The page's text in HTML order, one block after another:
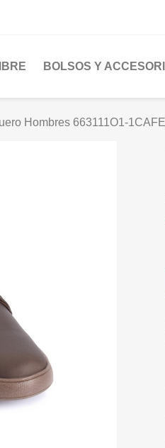
BOLSOS Y
Hombres 663111O1-1CAFE